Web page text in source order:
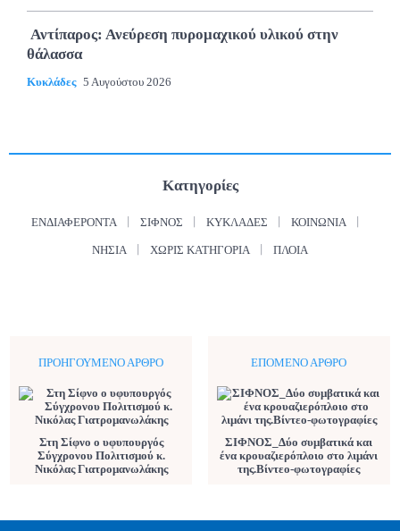
Αντίπαρος: Ανεύρεση πυρομαχικού υλικού στην
θάλασσα
Κυκλάδες 5 Αυγούστου 2026
Κατηγορίες
ΕΝΔΙΑΦΈΡΟΝΤΑ ΣΊΦΝΟΣ ΚΥΚΛΆΔΕΣ ΚΟΙΝΩΝΊΑ
ΝΗΣΙΆ ΧΩΡΊΣ ΚΑΤΗΓΟΡΊΑ ΠΛΟΊΑ
ΠΡΟΗΓΟΎΜΕΝΟ ΆΡΘΡΟ
Στη Σίφνο ο υφυπουργός
Σύγχρονου Πολιτισμού κ.
Νικόλας Γιατρομανωλάκης
ΕΠΌΜΕΝΟ ΆΡΘΡΟ
ΣΙΦΝΟΣ_Δύο συμβατικά και
ένα κρουαζιερόπλοιο στο λιμάνι
της.Βίντεο-φωτογραφίες